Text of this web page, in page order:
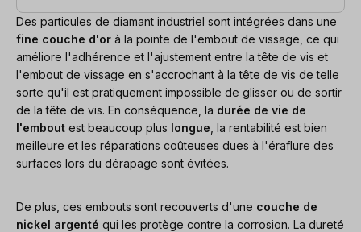
Des particules de diamant industriel sont intégrées dans une
fine couche d'or à la pointe de l'embout de vissage, ce qui
améliore l'adhérence et l'ajustement entre la tête de vis et
l'embout de vissage en s'accrochant à la tête de vis de telle
sorte qu'il est pratiquement impossible de glisser ou de sortir
de la tête de vis. En conséquence, la durée de vie de
l'embout est beaucoup plus longue , la rentabilité est bien
meilleure et les réparations coûteuses dues à l'éraflure des
surfaces lors du dérapage sont évitées.
De plus, ces embouts sont recouverts d'une couche de
nickel argenté qui les protège contre la corrosion. La dureté